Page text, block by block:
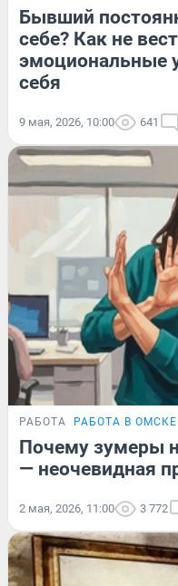
Бывший
себе? Как не
эмоциональные
себя
9 мая, 2026, 10:00 641
РАБОТА РАБОТА В ОМСКЕ
Почему зумеры
— неочевидная
2 мая, 2026, 11:00 3 772